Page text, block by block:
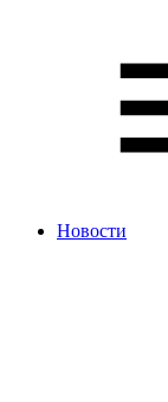
Новости